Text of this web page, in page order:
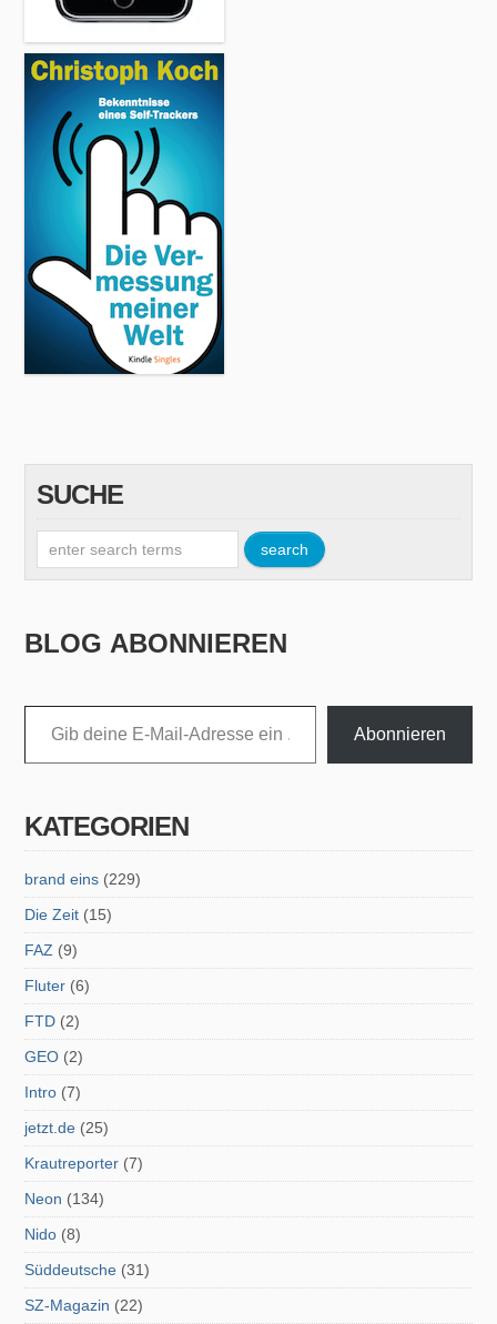
SUCHE
BLOG ABONNIEREN
Gib deine E-Mail-Adresse ein ...
Abonnieren
KATEGORIEN
brand eins (229)
Die Zeit (15)
FAZ (9)
Fluter (6)
FTD (2)
GEO (2)
Intro (7)
jetzt.de (25)
Krautreporter (7)
Neon (134)
Nido (8)
Süddeutsche (31)
SZ-Magazin (22)